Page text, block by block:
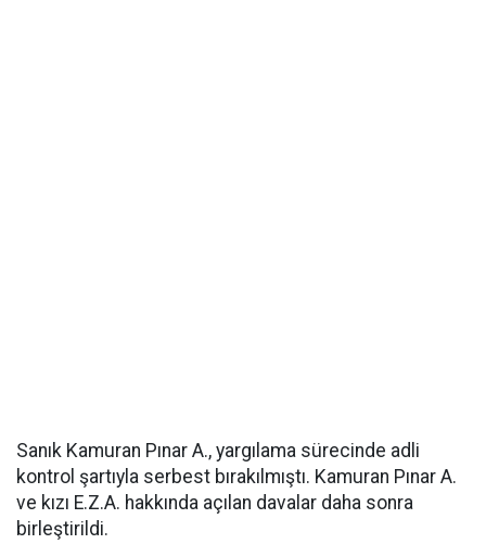
Sanık Kamuran Pınar A., yargılama sürecinde adli
kontrol şartıyla serbest bırakılmıştı. Kamuran Pınar A.
ve kızı E.Z.A. hakkında açılan davalar daha sonra
birleştirildi.